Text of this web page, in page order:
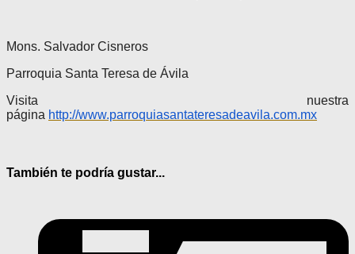
Mons. Salvador Cisneros
Parroquia Santa Teresa de Ávila
Visita nuestra
página http://www.parroquiasantateresadeavila.com.mx
También te podría gustar...